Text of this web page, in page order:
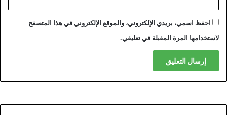
احفظ اسمي، بريدي الإلكتروني، والموقع الإلكتروني في هذا المتصفح
لاستخدامها المرة المقبلة في تعليقي.